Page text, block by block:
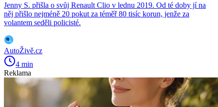
Jenny S. přišla o svůj Renault Clio v lednu 2019. Od té doby jí na
něj přišlo nejméně 20 pokut za téměř 80 tisíc korun, jenže za
volantem seděli policisté.
AutoŽivě.cz
4 min
Reklama